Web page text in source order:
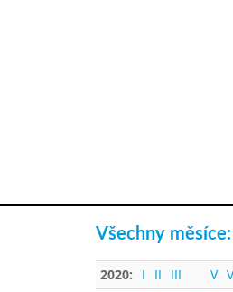
Všechny měsíce:
2020: I II III V